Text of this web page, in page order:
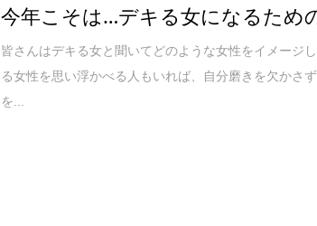
今年こそは…デキる女になるため
皆さんはデキる女と聞いてどのような女性をイメージ
る女性を思い浮かべる人もいれば、自分磨きを欠かさ
を...